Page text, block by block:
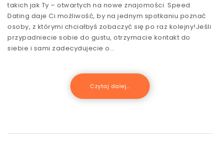
takich jak Ty – otwartych na nowe znajomości. Speed
Dating daje Ci możliwość, by na jednym spotkaniu poznać
osoby, z którymi chciałbyś zobaczyć się po raz kolejny!Jeśli
przypadniecie sobie do gustu, otrzymacie kontakt do
siebie i sami zadecydujecie o…
Czytaj dalej...